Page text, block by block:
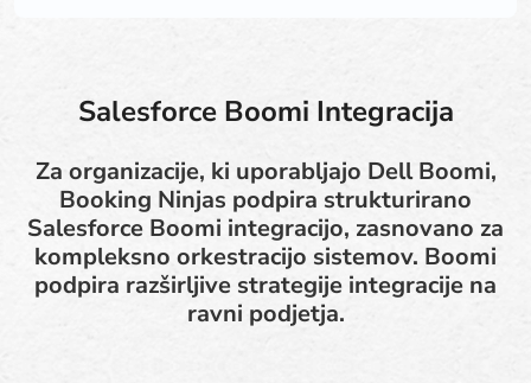
Salesforce Boomi Integracija
Za organizacije, ki uporabljajo Dell Boomi,
Booking Ninjas podpira strukturirano
Salesforce Boomi integracijo, zasnovano za
kompleksno orkestracijo sistemov. Boomi
podpira razširljive strategije integracije na
ravni podjetja.